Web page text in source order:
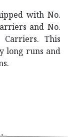
with No.
and No.
Carriers. This
long runs and